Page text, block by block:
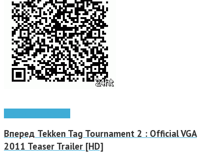
Вперед Tekken Tag Tournament 2 : Official VGA
2011 Teaser Trailer [HD]